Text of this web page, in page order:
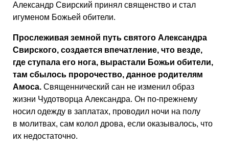
Александр Свирский принял священство и стал
игуменом Божьей обители.
Прослеживая земной путь святого Александра
Свирского, создается впечатление, что везде,
где ступала его нога, вырастали Божьи обители,
там сбылось пророчество, данное родителям
Амоса. Священнический сан не изменил образ
жизни Чудотворца Александра. Он по-прежнему
носил одежду в заплатах, проводил ночи на полу
в молитвах, сам колол дрова, если оказывалось, что
их недостаточно.